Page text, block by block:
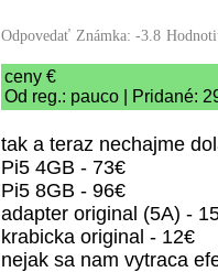
Odpovedať Známka: -3.8
ceny €
Od reg.: pauco | Pridané:
tak a teraz nechajme
Pi5 4GB - 73€
Pi5 8GB - 96€
adapter original (5A) -
krabicka original - 12€
nejak sa nam vytraca